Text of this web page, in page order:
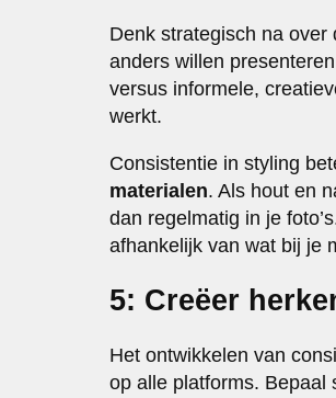
Denk strategisch na
anders willen
versus informele,
werkt.
Consistentie in styling
materialen. Als hout en
dan regelmatig in je
afhankelijk van wat bij je
5: Creëer
Het ontwikkelen van
op alle platforms. Bepaal